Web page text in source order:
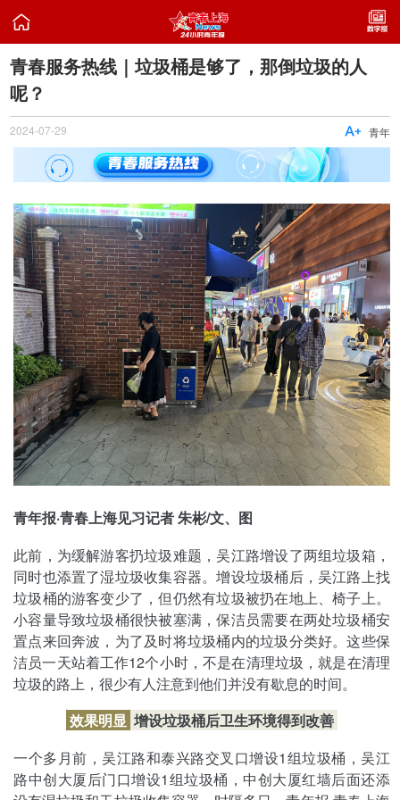

青春服务热线｜垃圾桶是够了，那倒垃圾的人
呢？
2024-07-29 青年

青年报·青春上海见习记者 朱彬/文、图
此前，为缓解游客扔垃圾难题，吴江路增设了两组垃圾箱，
同时也添置了湿垃圾收集容器。增设垃圾桶后，吴江路上找
垃圾桶的游客变少了，但仍然有垃圾被扔在地上、椅子上。
小容量导致垃圾桶很快被塞满，保洁员需要在两处垃圾桶安
置点来回奔波，为了及时将垃圾桶内的垃圾分类好。这些保
洁员一天站着工作12个小时，不是在清理垃圾，就是在清理
垃圾的路上，很少有人注意到他们并没有歇息的时间。
效果明显 增设垃圾桶后卫生环境得到改善
一个多月前，吴江路和泰兴路交叉口增设1组垃圾桶，吴江
路中创大厦后门口增设1组垃圾桶，中创大厦红墙后面还添